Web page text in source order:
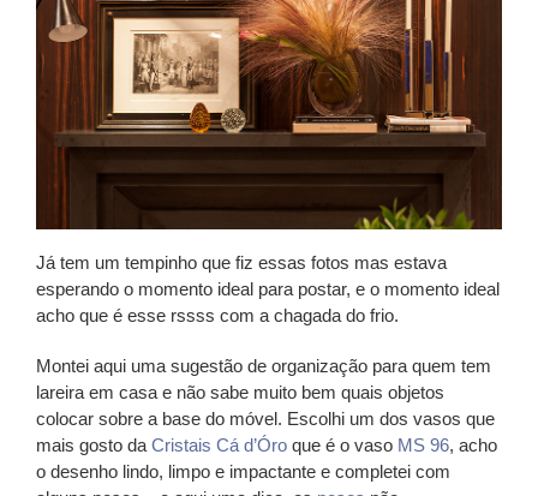
Já tem um tempinho que fiz essas fotos mas estava
esperando o momento ideal para postar, e o momento ideal
acho que é esse rssss com a chagada do frio.
Montei aqui uma sugestão de organização para quem tem
lareira em casa e não sabe muito bem quais objetos
colocar sobre a base do móvel. Escolhi um dos vasos que
mais gosto da Cristais Cá d’Óro que é o vaso MS 96, acho
o desenho lindo, limpo e impactante e completei com